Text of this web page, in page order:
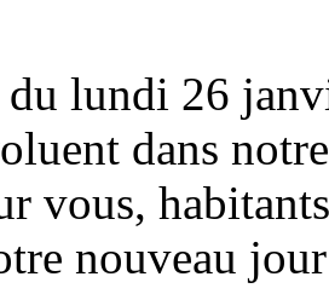
lundi 26
dans
vous,
nouveau